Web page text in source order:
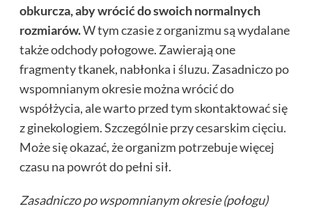
obkurcza, aby wrócić do swoich normalnych
rozmiarów.W tym czasie z organizmu są wydalane
także odchody połogowe. Zawierają one
fragmenty tkanek, nabłonka i śluzu. Zasadniczo po
wspomnianym okresie można wrócić do
współżycia, ale warto przed tym skontaktować się
z ginekologiem. Szczególnie przy cesarskim cięciu.
Może się okazać, że organizm potrzebuje więcej
czasu na powrót do pełni sił.
Zasadniczo po wspomnianym okresie (połogu)